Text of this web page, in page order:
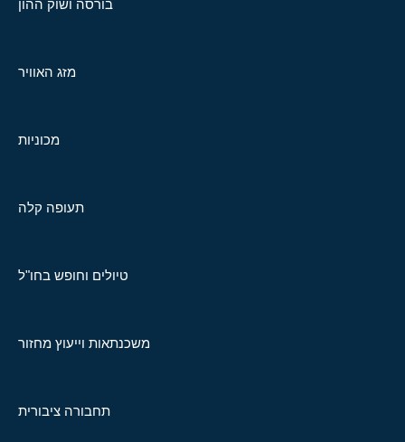
בורסה ושוק ההון
מזג האוויר
מכוניות
תעופה קלה
טיולים וחופש בחו"ל
משכנתאות וייעוץ מחזור
תחבורה ציבורית